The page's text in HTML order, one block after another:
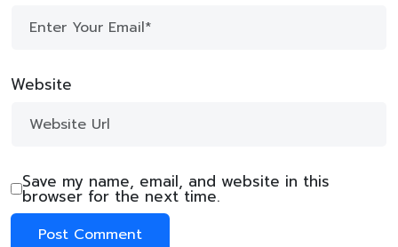
Website
Save my name, email, and website in this
browser for the next time.